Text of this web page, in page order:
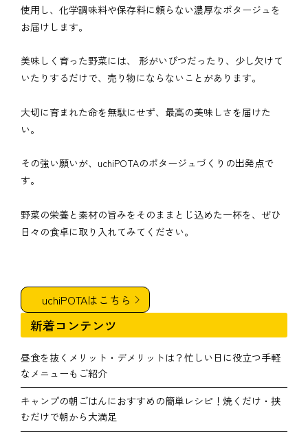
使用し、化学調味料や保存料に頼らない濃厚なポタージュを
お届けします。
美味しく育った野菜には、 形がいびつだったり、少し欠けて
いたりするだけで、売り物にならないことがあります。
大切に育まれた命を無駄にせず、最高の美味しさを届けた
い。
その強い願いが、uchiPOTAのポタージュづくりの出発点で
す。
野菜の栄養と素材の旨みをそのままとじ込めた一杯を、ぜひ
日々の食卓に取り入れてみてください。
uchiPOTAはこちら
新着コンテンツ
昼食を抜くメリット・デメリットは？忙しい日に役立つ手軽
なメニューもご紹介
キャンプの朝ごはんにおすすめの簡単レシピ！焼くだけ・挟
むだけで朝から大満足